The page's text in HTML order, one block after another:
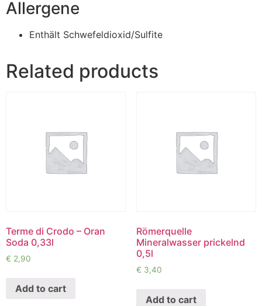
Allergene
Enthält Schwefeldioxid/Sulfite
Related products
Terme di Crodo – Oran
Soda 0,33l
€ 2,90
Add to cart
Römerquelle
Mineralwasser prickelnd
0,5l
€ 3,40
Add to cart